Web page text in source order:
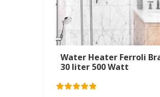
Water Heater Ferroli
30 liter 500 Watt